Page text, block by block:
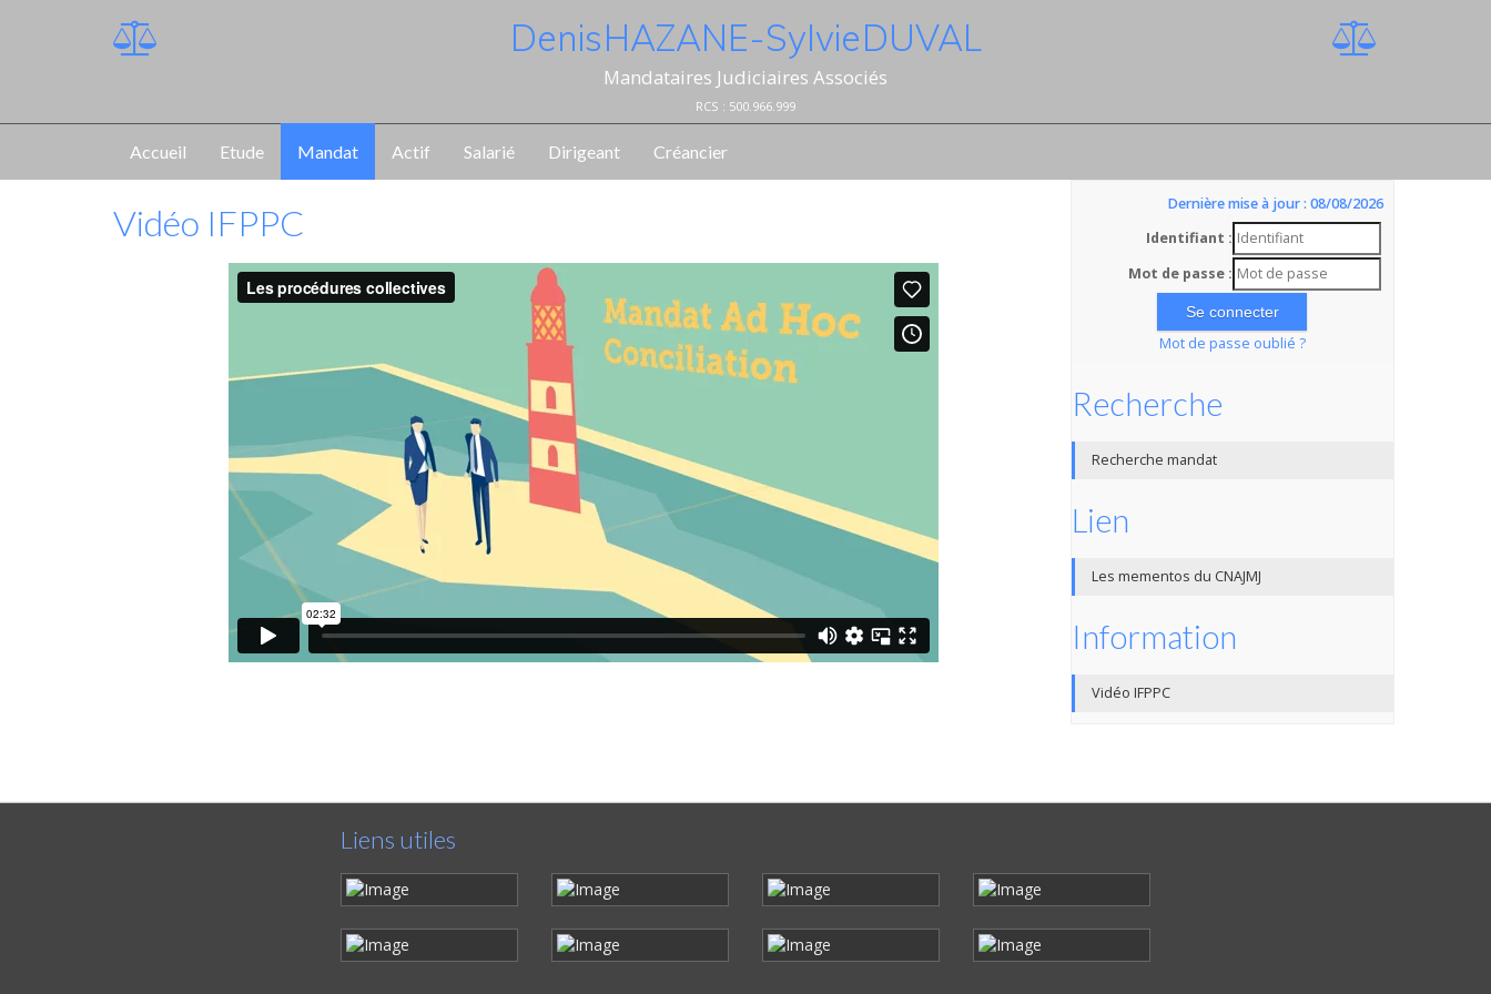
Denis HAZANE - Sylvie DUVAL
Mandataires Judiciaires Associés
RCS : 500.966.999
Accueil Etude Mandat Actif Salarié Dirigeant Créancier
Vidéo IFPPC
Dernière mise à jour : 08/08/2026
Identifiant :
Mot de passe :
Mot de passe oublié ?
Recherche
Recherche mandat
Lien
Les mementos du CNAJMJ
Information
Vidéo IFPPC
Liens utiles